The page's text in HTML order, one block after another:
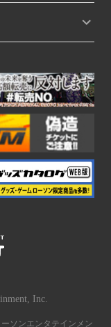
ソンエンタテインメン
Inc.